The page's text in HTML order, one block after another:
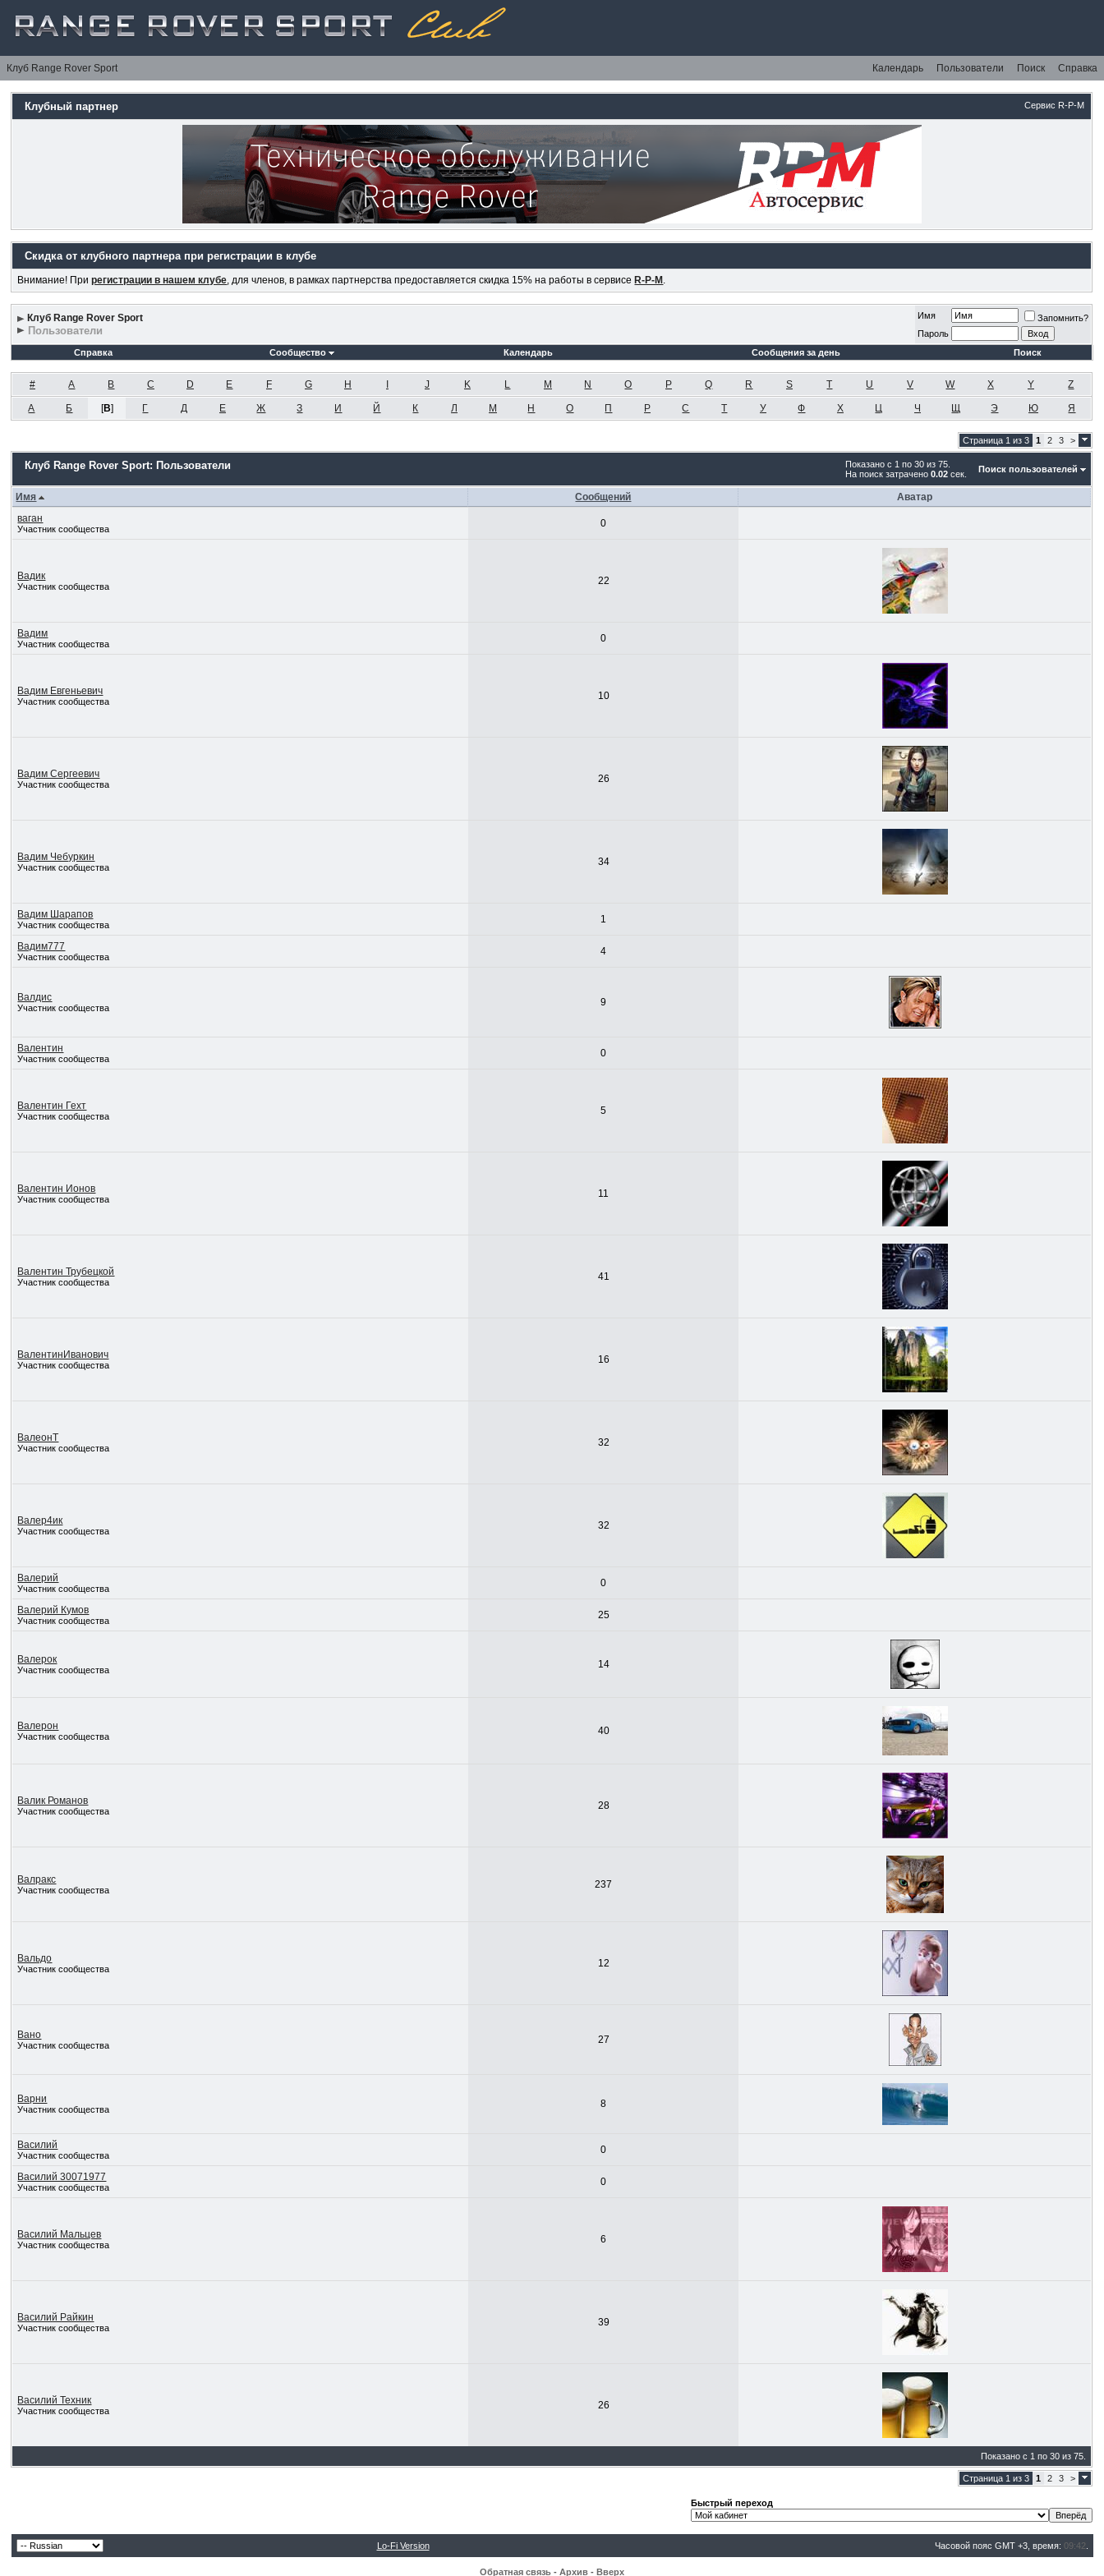
Клуб Range Rover Sport Календарь Пользователи Поиск Справка
Сервис R-P-M
Клубный партнер
Скидка от клубного партнера при регистрации в клубе
Внимание! Прирегистрации в нашем клубе, для членов, в рамках партнерства предоставляется скидка 15% на работы в сервисе R-P-M .
Клуб Range Rover Sport
Пользователи
Имя
Запомнить?
Пароль
Справка
Сообщество Календарь Сообщения за день Поиск
# A B C D E F G H J K L M N O P Q R S T U V W X Y Z
А Б [В] Г Д Е Ж З И Й К Л М Н О П Р С Т У Ф Х Ц Ч Щ Э Ю Я
Страница 1 из 3 1 2 3 >
Показано с 1 по 30 из 75.
На поиск затрачено0.02 сек.
Клуб Range Rover Sport: Пользователи Поиск пользователей
Имя Сообщений
Аватар
ваган
Участник сообщества 0
Вадик
Участник сообщества 22
Вадим
Участник сообщества 0
Вадим Евгеньевич
Участник сообщества 10
Вадим Сергеевич
Участник сообщества 26
Вадим Чебуркин
Участник сообщества 34
Вадим Шарапов
Участник сообщества 1
Вадим777
Участник сообщества 4
Валдис
Участник сообщества 9
Валентин
Участник сообщества 0
Валентин Гехт
Участник сообщества 5
Валентин Ионов
Участник сообщества 11
Валентин Трубецкой
Участник сообщества 41
ВалентинИванович
Участник сообщества 16
ВалеонТ
Участник сообщества 32
Валер4ик
Участник сообщества 32
Валерий
Участник сообщества 0
Валерий Кумов
Участник сообщества 25
Валерок
Участник сообщества 14
Валерон
Участник сообщества 40
Валик Романов
Участник сообщества 28
Валракс
Участник сообщества 237
Вальдо
Участник сообщества 12
Вано
Участник сообщества 27
Варни
Участник сообщества 8
Василий
Участник сообщества 0
Василий 30071977
Участник сообщества 0
Василий Мальцев
Участник сообщества 6
Василий Райкин
Участник сообщества 39
Василий Техник
Участник сообщества 26
Показано с 1 по 30 из 75.
Страница 1 из 3 1 2 3 >
Быстрый переход
Lo-Fi Version Часовой пояс GMT +3, время: 09:42
Обратная связь - Архив - Вверх